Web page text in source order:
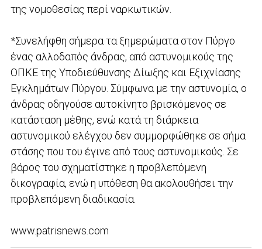
της νομοθεσίας περί ναρκωτικών.
*Συνελήφθη σήμερα τα ξημερώματα στον Πύργο
ένας αλλοδαπός άνδρας, από αστυνομικούς της
ΟΠΚΕ της Υποδιεύθυνσης Δίωξης και Εξιχνίασης
Εγκλημάτων Πύργου. Σύμφωνα με την αστυνομία, ο
άνδρας οδηγούσε αυτοκίνητο βρισκόμενος σε
κατάσταση μέθης, ενώ κατά τη διάρκεια
αστυνομικού ελέγχου δεν συμμορφώθηκε σε σήμα
στάσης που του έγινε από τους αστυνομικούς. Σε
βάρος του σχηματίστηκε η προβλεπόμενη
δικογραφία, ενώ η υπόθεση θα ακολουθήσει την
προβλεπόμενη διαδικασία.
www.patrisnews.com